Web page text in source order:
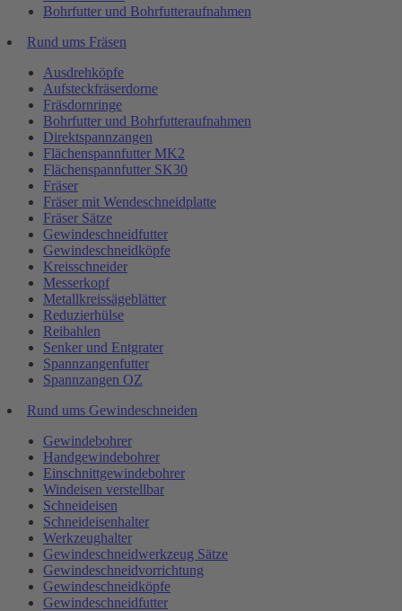
Bohrfutter und Bohrfutteraufnahmen
Rund ums Fräsen
Ausdrehköpfe
Aufsteckfräserdorne
Fräsdornringe
Bohrfutter und Bohrfutteraufnahmen
Direktspannzangen
Flächenspannfutter MK2
Flächenspannfutter SK30
Fräser
Fräser mit Wendeschneidplatte
Fräser Sätze
Gewindeschneidfutter
Gewindeschneidköpfe
Kreisschneider
Messerkopf
Metallkreissägeblätter
Reduzierhülse
Reibahlen
Senker und Entgrater
Spannzangenfutter
Spannzangen OZ
Rund ums Gewindeschneiden
Gewindebohrer
Handgewindebohrer
Einschnittgewindebohrer
Windeisen verstellbar
Schneideisen
Schneideisenhalter
Werkzeughalter
Gewindeschneidwerkzeug Sätze
Gewindeschneidvorrichtung
Gewindeschneidköpfe
Gewindeschneidfutter